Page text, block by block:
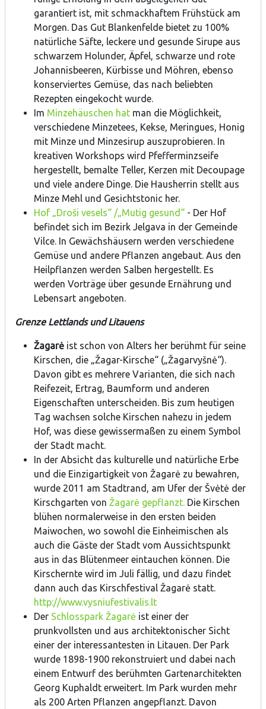
garantiert ist, mit schmackhaftem Frühstück am
Morgen. Das Gut Blankenfelde bietet zu 100%
natürliche Säfte, leckere und gesunde Sirupe aus
schwarzem Holunder, Äpfel, schwarze und rote
Johannisbeeren, Kürbisse und Möhren, ebenso
konserviertes Gemüse, das nach beliebten
Rezepten eingekocht wurde.
Im Minzehäuschen hat man die Möglichkeit,
verschiedene Minzetees, Kekse, Meringues, Honig
mit Minze und Minzesirup auszuprobieren. In
kreativen Workshops wird Pfefferminzseife
hergestellt, bemalte Teller, Kerzen mit Decoupage
und viele andere Dinge. Die Hausherrin stellt aus
Minze Mehl und Gesichtstonic her.
Hof „Droši vesels“ /„Mutig gesund“ - Der Hof
befindet sich im Bezirk Jelgava in der Gemeinde
Vilce. In Gewächshäusern werden verschiedene
Gemüse und andere Pflanzen angebaut. Aus den
Heilpflanzen werden Salben hergestellt. Es
werden Vorträge über gesunde Ernährung und
Lebensart angeboten.
Grenze Lettlands und Litauens
Žagarė ist schon von Alters her berühmt für seine
Kirschen, die „Žagar-Kirsche“ („Žagarvyšnė“).
Davon gibt es mehrere Varianten, die sich nach
Reifezeit, Ertrag, Baumform und anderen
Eigenschaften unterscheiden. Bis zum heutigen
Tag wachsen solche Kirschen nahezu in jedem
Hof, was diese gewissermaßen zu einem Symbol
der Stadt macht.
In der Absicht das kulturelle und natürliche Erbe
und die Einzigartigkeit von Žagarė zu bewahren,
wurde 2011 am Stadtrand, am Ufer der Švėtė der
Kirschgarten von Žagarė gepflanzt. Die Kirschen
blühen normalerweise in den ersten beiden
Maiwochen, wo sowohl die Einheimischen als
auch die Gäste der Stadt vom Aussichtspunkt
aus in das Blütenmeer eintauchen können. Die
Kirschernte wird im Juli fällig, und dazu findet
dann auch das Kirschfestival Žagarė statt.
http://www.vysniufestivalis.lt
Der Schlosspark Žagarė ist einer der
prunkvollsten und aus architektonischer Sicht
einer der interessantesten in Litauen. Der Park
wurde 1898-1900 rekonstruiert und dabei nach
einem Entwurf des berühmten Gartenarchitekten
Georg Kuphaldt erweitert. Im Park wurden mehr
als 200 Arten Pflanzen angepflanzt. Davon